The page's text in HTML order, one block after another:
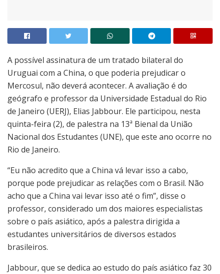
A possível assinatura de um tratado bilateral do
Uruguai com a China, o que poderia prejudicar o
Mercosul, não deverá acontecer. A avaliação é do
geógrafo e professor da Universidade Estadual do Rio
de Janeiro (UERJ), Elias Jabbour. Ele participou, nesta
quinta-feira (2), de palestra na 13ª Bienal da União
Nacional dos Estudantes (UNE), que este ano ocorre no
Rio de Janeiro.
“Eu não acredito que a China vá levar isso a cabo,
porque pode prejudicar as relações com o Brasil. Não
acho que a China vai levar isso até o fim”, disse o
professor, considerado um dos maiores especialistas
sobre o país asiático, após a palestra dirigida a
estudantes universitários de diversos estados
brasileiros.
Jabbour, que se dedica ao estudo do país asiático faz 30